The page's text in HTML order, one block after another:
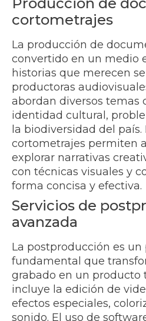
cortometrajes
La producción de
convertido en un medio
historias que merecen
productoras
abordan diversos temas
identidad cultural,
la biodiversidad del país.
cortometrajes permiten
explorar narrativas
con técnicas visuales y
forma concisa y efectiva.
Servicios de
avanzada
La postproducción es un
fundamental que
grabado en un producto
incluye la edición de
efectos especiales,
sonido. El uso de